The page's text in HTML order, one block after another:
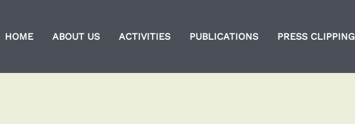
HOME ABOUT US ACTIVITIES PUBLICATIONS PRESS CLIPPING